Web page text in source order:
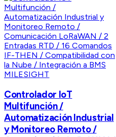
MILESIGHT
Controlador IoT
Multifunción /
Automatización Industrial
y Monitoreo Remoto /